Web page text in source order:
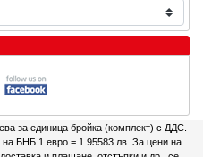
за единица бройка (комплект) с ДДС.
БНБ 1 евро = 1.95583 лв. За цени на